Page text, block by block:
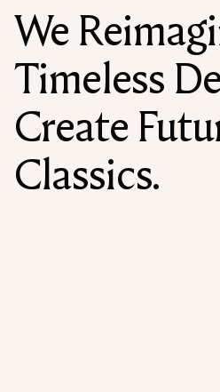
We
Timeless
Create
Classics.